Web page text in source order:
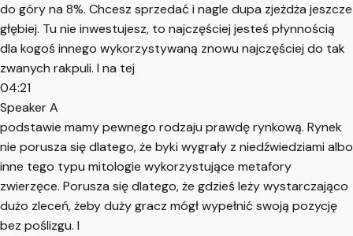
do góry na 8%. Chcesz sprzedać i nagle dupa zjeżdża jeszcze
głębiej. Tu nie inwestujesz, to najczęściej jesteś płynnością
dla kogoś innego wykorzystywaną znowu najczęściej do tak
zwanych rakpuli. I na tej
04:21
Speaker A
podstawie mamy pewnego rodzaju prawdę rynkową. Rynek
nie porusza się dlatego, że byki wygrały z niedźwiedziami albo
inne tego typu mitologie wykorzystujące metafory
zwierzęce. Porusza się dlatego, że gdzieś leży wystarczająco
dużo zleceń, żeby duży gracz mógł wypełnić swoją pozycję
bez poślizgu. I